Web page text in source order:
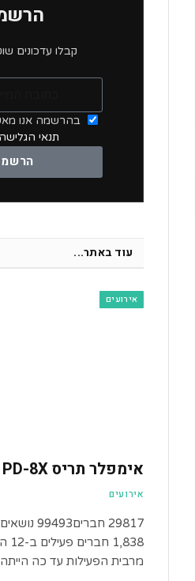
קבלו עדכונים
בהרשמה אנו
תנאי
עוד באתר...
אירועים
אימפלר תריס PD-8X – למה לשים לב?
אירועים
מרבית הפעילות עד כה